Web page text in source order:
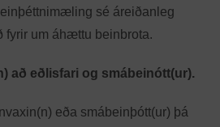
sé áreiðanleg
fyrir um áhættu beinbrota.
að eðlisfari og smábeinótt(ur).
eða smábeinþótt(ur) þá